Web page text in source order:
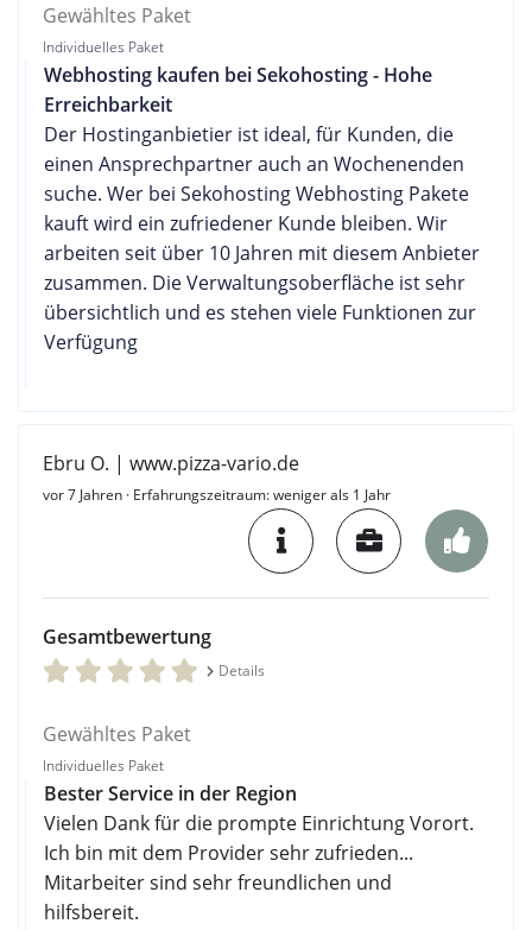
Gewähltes Paket
Individuelles Paket
Webhosting kaufen bei Sekohosting - Hohe
Erreichbarkeit
Der Hostinganbietier ist ideal, für Kunden, die
einen Ansprechpartner auch an Wochenenden
suche. Wer bei Sekohosting Webhosting Pakete
kauft wird ein zufriedener Kunde bleiben. Wir
arbeiten seit über 10 Jahren mit diesem Anbieter
zusammen. Die Verwaltungsoberfläche ist sehr
übersichtlich und es stehen viele Funktionen zur
Verfügung
Ebru O. | www.pizza-vario.de
vor 7 Jahren · Erfahrungszeitraum: weniger als 1 Jahr
Gesamtbewertung
Details
Gewähltes Paket
Individuelles Paket
Bester Service in der Region
Vielen Dank für die prompte Einrichtung Vorort.
Ich bin mit dem Provider sehr zufrieden...
Mitarbeiter sind sehr freundlichen und
hilfsbereit.